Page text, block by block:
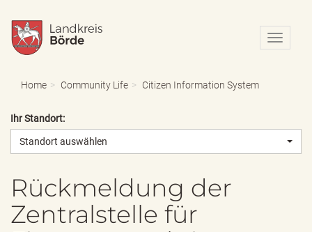
N
a
o
Home Community Life Citizen Information System
Ihr Standort:
Standort auswählen
Rückmeldung der
Zentralstelle für